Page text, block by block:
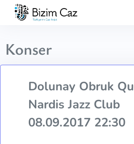
Konser
Dolunay Obruk
Nardis Jazz Club
08.09.2017 22:30